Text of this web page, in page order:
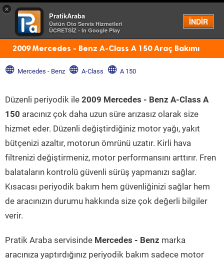
×
PratikAraba
Üstün Oto Servis Hizmetleri
ÜCRETSİZ - In Google Play
İNDİR
Menü
2009 Mercedes - Benz A-Class A 150 Araç Bakımı
Mercedes - Benz A-Class A 150
Düzenli periyodik ile 2009 Mercedes - Benz A-Class A
150 aracınız çok daha uzun süre arızasız olarak size
hizmet eder. Düzenli değiştirdiğiniz motor yağı, yakıt
bütçenizi azaltır, motorun ömrünü uzatır. Kirli hava
filtrenizi değiştirmeniz, motor performansını arttırır. Fren
balataların kontrolü güvenli sürüş yapmanızı sağlar.
Kısacası periyodik bakım hem güvenliğinizi sağlar hem
de aracınızın durumu hakkında size çok değerli bilgiler
verir.
Pratik Araba servisinde Mercedes - Benz marka
aracınıza yaptırdığınız periyodik bakım sadece motor